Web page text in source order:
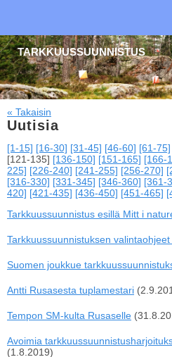
TARKKUUSSUUNNISTUS
« Takaisin
Uutisia
[1-15] [16-30] [31-45] [46-60] [61-75]
[121-135] [136-150] [151-165] [166-
225] [226-240] [241-255] [256-270]
[316-330] [331-345] [346-360] [361-
420] [421-435] [436-450] [451-465]
Tarkkuussuunnistus esillä Mitt i
Tarkkuussuunnistuksen
Suomen joukkue
Antti Rusasesta tuplamestari
Tempon SM-kulta Rusaselle
Avoimia
(1.8.2019)